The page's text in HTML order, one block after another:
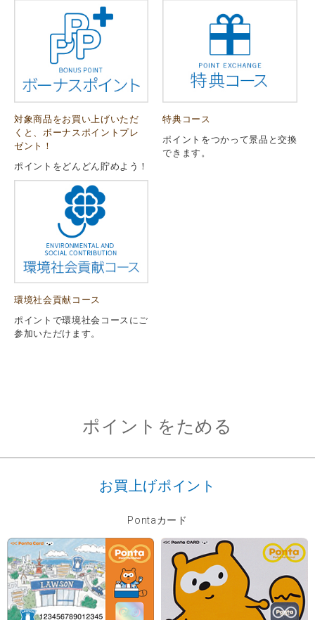
対象商品をお買い上げいただ
くと、ボーナスポイントプレ
ゼント！
ポイントをどんどん貯めよう！
特典コース
ポイントをつかって景品と交換
できます。
環境社会貢献コース
ポイントで環境社会コースにご
参加いただけます。
ポイントをためる
お買上げポイント
Pontaカード